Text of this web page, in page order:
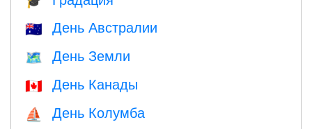
🇦🇺 День Австралии
🗺️ День Земли
🇨🇦 День Канады
⛵️ День Колумба